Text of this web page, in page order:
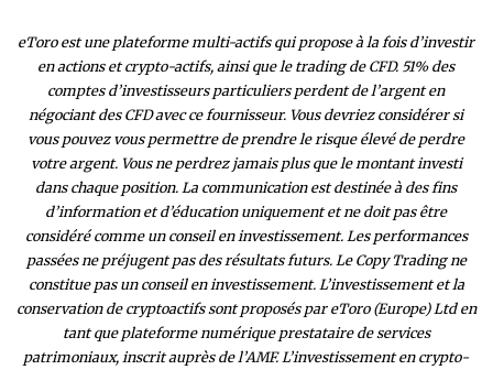
eToro est une plateforme multi-actifs qui propose à la fois d’investir
en actions et crypto-actifs, ainsi que le trading de CFD. 51% des
comptes d’investisseurs particuliers perdent de l’argent en
négociant des CFD avec ce fournisseur. Vous devriez considérer si
vous pouvez vous permettre de prendre le risque élevé de perdre
votre argent. Vous ne perdrez jamais plus que le montant investi
dans chaque position. La communication est destinée à des fins
d’information et d’éducation uniquement et ne doit pas être
considéré comme un conseil en investissement. Les performances
passées ne préjugent pas des résultats futurs. Le Copy Trading ne
constitue pas un conseil en investissement. L’investissement et la
conservation de cryptoactifs sont proposés par eToro (Europe) Ltd en
tant que plateforme numérique prestataire de services
patrimoniaux, inscrit auprès de l’AMF. L’investissement en crypto-